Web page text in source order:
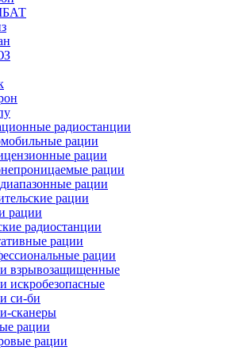
радиостанции
рации
рации
рации
рации
рации
рации
радиостанции
рации
рации
взрывозащищенные
искробезопасные
си-би
сканеры
рации
рации